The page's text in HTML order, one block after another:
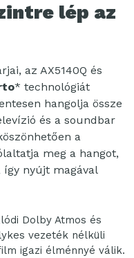
lép az
az AX5140Q és
* technológiát
hangolja össze
és a soundbar
a
meg a hangot,
nyújt magával
Dolby Atmos és
vezeték nélküli
igazi élménnyé válik.